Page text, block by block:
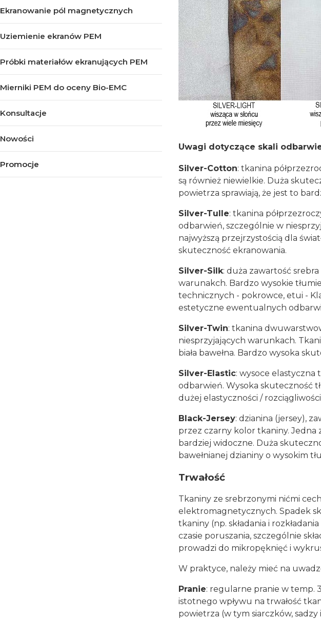
Ekranowanie pól magnetycznych
Uziemienie ekranów PEM
Próbki materiałów ekranujących PEM
Mierniki PEM do oceny Bio-EMC
Konsultacje
Nowości
Promocje
Uwagi dotyczące skali
Silver-Cotton: tkanina
są również niewielkie. Duża
powietrza sprawiają, że jest to
Silver-Tulle: tkanina
odbarwień, szczególnie w
najwyższą przejrzystością dla
skuteczność ekranowania.
Silver-Silk: duża zawartość
warunakch. Bardzo wysokie
technicznych - pokrowce, etui -
estetyczne ewentualnych
Silver-Twin: tkanina
niesprzyjających warunkach.
biała bawełna. Bardzo wysoka
Silver-Elastic: wysoce elastyczna
odbarwień. Wysoka skuteczność
dużej elastyczności /
Black-Jersey: dzianina (jersey),
przez czarny kolor tkaniny. Jedna
bardziej widoczne. Duża
bawełnianej dzianiny o wysokim
Trwałość
Tkaniny ze srebrzonymi nićmi
elektromagnetycznych. Spadek
tkaniny (np. składania i
czasie poruszania, szczególnie
prowadzi do mikropęknięć i
W praktyce, należy mieć na
Pranie: regularne pranie w temp.
istotnego wpływu na trwałość
powietrza (w tym siarczków,